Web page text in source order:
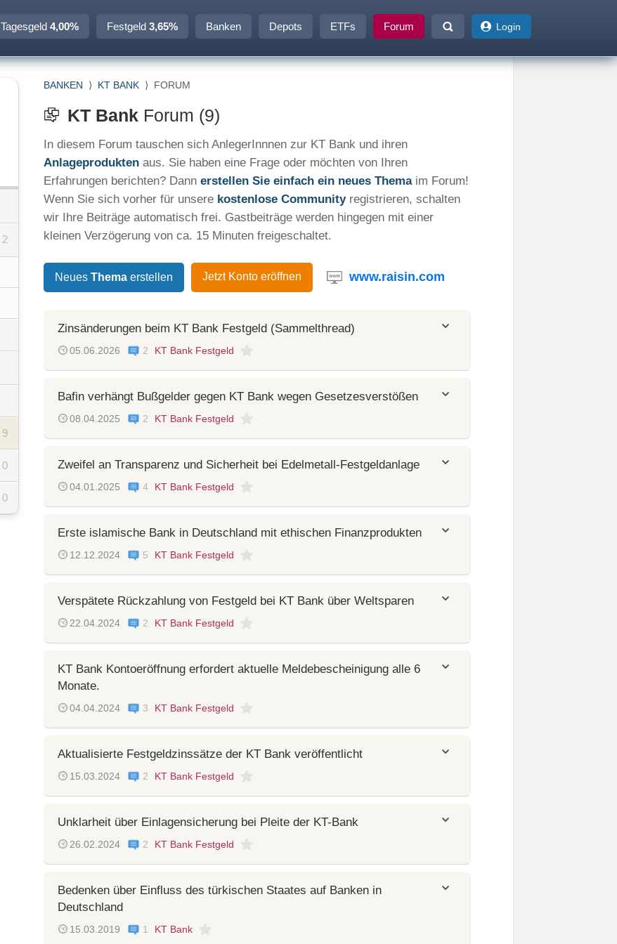
Tagesgeld 4,00% Festgeld 3,65% Banken Depots ETFs Forum Login
2
9
0
0
BANKEN ⟩ KT BANK ⟩ FORUM
KT Bank Forum (9)
In diesem Forum tauschen sich AnlegerInnnen zur KT Bank und ihren
Anlageprodukten aus. Sie haben eine Frage oder möchten von Ihren
Erfahrungen berichten? Dann erstellen Sie einfach ein neues Themaim Forum!
Wenn Sie sich vorher für unsere kostenlose Communityregistrieren, schalten
wir Ihre Beiträge automatisch frei. Gastbeiträge werden hingegen mit einer
kleinen Verzögerung von ca. 15 Minuten freigeschaltet.
Neues Thema erstellen Jetzt Konto eröffnen www.raisin.com
Zinsänderungen beim KT Bank Festgeld (Sammelthread)
05.06.2026 2 KT Bank Festgeld
Bafin verhängt Bußgelder gegen KT Bank wegen Gesetzesverstößen
08.04.2025 2 KT Bank Festgeld
Zweifel an Transparenz und Sicherheit bei Edelmetall-Festgeldanlage
04.01.2025 4 KT Bank Festgeld
Erste islamische Bank in Deutschland mit ethischen Finanzprodukten
12.12.2024 5 KT Bank Festgeld
Verspätete Rückzahlung von Festgeld bei KT Bank über Weltsparen
22.04.2024 2 KT Bank Festgeld
KT Bank Kontoeröffnung erfordert aktuelle Meldebescheinigung alle 6
Monate.
04.04.2024 3 KT Bank Festgeld
Aktualisierte Festgeldzinssätze der KT Bank veröffentlicht
15.03.2024 2 KT Bank Festgeld
Unklarheit über Einlagensicherung bei Pleite der KT-Bank
26.02.2024 2 KT Bank Festgeld
Bedenken über Einfluss des türkischen Staates auf Banken in
Deutschland
15.03.2019 1 KT Bank